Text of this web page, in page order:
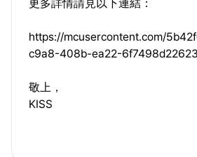
更多詳情請見以下連結：
https://mcusercontent.com/
c9a8-408b-ea22-
敬上，
KISS